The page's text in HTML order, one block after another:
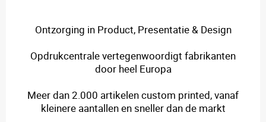
Ontzorging in Product, Presentatie & Design
Opdrukcentrale vertegenwoordigt fabrikanten
door heel Europa
Meer dan 2.000 artikelen custom printed, vanaf
kleinere aantallen en sneller dan de markt